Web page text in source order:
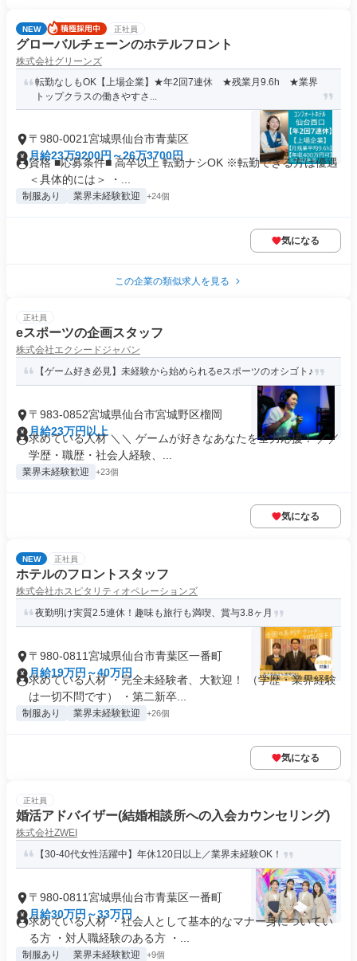
NEW 正社員
グローバルチェーンのホテルフロント
株式会社グリーンズ
転勤なしもOK【上場企業】★年2回7連休 ★残業月9.6h ★業界
トップクラスの働きやすさ...
〒980-0021宮城県仙台市青葉区
月給23万9200円～26万3700円
資格 ■応募条件■ 高卒以上 転勤ナシOK ※転勤できる方は優遇
＜具体的には＞ ・...
制服あり 業界未経験歓迎 +24個
気になる
この企業の類似求人を見る
正社員
eスポーツの企画スタッフ
株式会社エクシードジャパン
【ゲーム好き必見】未経験から始められるeスポーツのオシゴト♪
〒983-0852宮城県仙台市宮城野区榴岡
月給23万円以上
求めている人材 ＼＼ ゲームが好きなあなたを全力応援！ ／／
学歴・職歴・社会人経験、...
業界未経験歓迎 +23個
気になる
NEW 正社員
ホテルのフロントスタッフ
株式会社ホスピタリティオペレーションズ
夜勤明け実質2.5連休！趣味も旅行も満喫、賞与3.8ヶ月
〒980-0811宮城県仙台市青葉区一番町
月給19万円～40万円
求めている人材 ・完全未経験者、大歓迎！ （学歴・業界経験
は一切不問です） ・第二新卒...
制服あり 業界未経験歓迎 +26個
気になる
正社員
婚活アドバイザー(結婚相談所への入会カウンセリング)
株式会社ZWEI
【30-40代女性活躍中】年休120日以上／業界未経験OK！
〒980-0811宮城県仙台市青葉区一番町
月給30万円～33万円
求めている人材 ・社会人として基本的なマナー身についてい
る方 ・対人職経験のある方 ・...
制服あり 業界未経験歓迎 +9個